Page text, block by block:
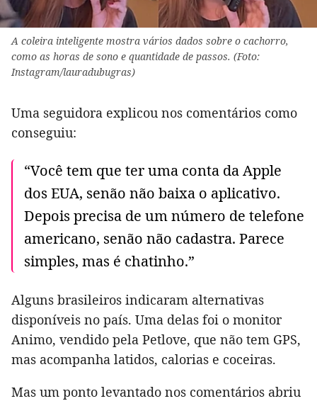
A coleira inteligente mostra vários dados sobre o cachorro,
como as horas de sono e quantidade de passos. (Foto:
Instagram/lauradubugras)
Uma seguidora explicou nos comentários como
conseguiu:
“Você tem que ter uma conta da Apple
dos EUA, senão não baixa o aplicativo.
Depois precisa de um número de telefone
americano, senão não cadastra. Parece
simples, mas é chatinho.”
Alguns brasileiros indicaram alternativas
disponíveis no país. Uma delas foi o monitor
Animo, vendido pela Petlove, que não tem GPS,
mas acompanha latidos, calorias e coceiras.
Mas um ponto levantado nos comentários abriu